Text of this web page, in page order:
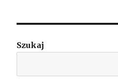
Szukaj